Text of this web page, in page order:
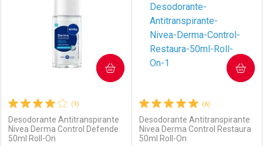
Laboratório
Por Menos
(1)
Desodorante Antitranspirante
Nivea Derma Control Defende
50ml Roll-On
COMPRAR
(6)
Desodorante Antitranspirante
Nivea Derma Control Restaura
50ml Roll-On
COMPRAR